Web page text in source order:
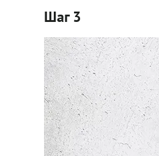
Шаг 3